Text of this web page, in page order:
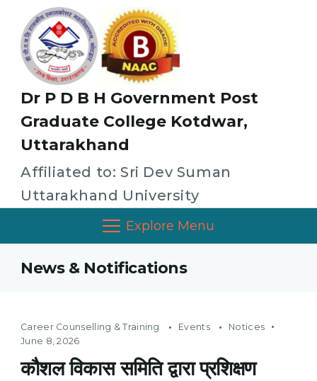
Affiliated to: Sri Dev Suman
Uttarakhand University
Dr P D B H Government Post
Graduate College Kotdwar,
Uttarakhand
Explore Menu
News & Notifications
Career Counselling & Training Events
Notices
June 8, 2026
कौशल विकास समिति द्वारा प्रशिक्षण